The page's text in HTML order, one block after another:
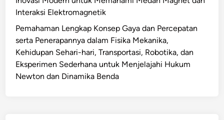
Interaksi Elektromagnetik
Pemahaman Lengkap Konsep Gaya dan Percepatan
serta Penerapannya dalam Fisika Mekanika,
Kehidupan Sehari-hari, Transportasi, Robotika, dan
Eksperimen Sederhana untuk Menjelajahi Hukum
Newton dan Dinamika Benda